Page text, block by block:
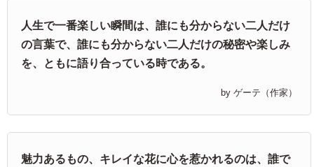
人生で一番楽しい瞬間は、誰にも分からない二人だけ
の言葉で、誰にも分からない二人だけの秘密や楽しみ
を、ともに語り合っている時である。
by ゲーテ（作家）
魅力あるもの、キレイな花に心を惹かれるのは、誰で